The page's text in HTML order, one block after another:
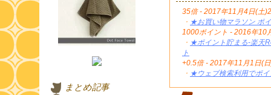
35倍 - 2017年11月4日(土
・ ★お買い物マラソン ポ
1000ポイント - 2016年10
・ ★ポイント貯まる-楽天
ト
+0.5倍 - 2017年11月1日(
・ ★ウェブ検索利用でポ
まとめ記事